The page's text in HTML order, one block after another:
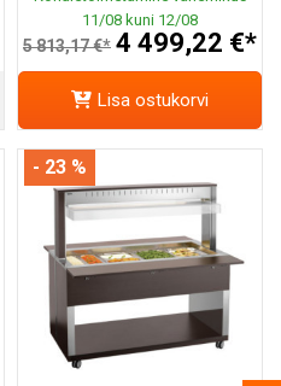
11/08 kuni 12/08
5 813,17 €* 4 499,22 €*
Lisa ostukorvi
- 23 %